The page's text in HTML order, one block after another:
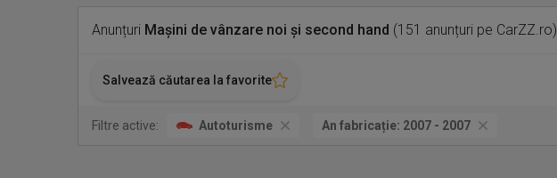
Anunțuri Mașini de vânzare noi și second hand (151 anunțuri pe CarZZ.ro)
Salvează căutarea la favorite
Filtre active: Autoturisme An fabricație: 2007 - 2007